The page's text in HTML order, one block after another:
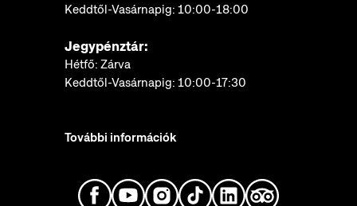
Keddtől-Vasárnapig: 10:00-18:00
Jegypénztár:
Hétfő: Zárva
Keddtől-Vasárnapig: 10:00-17:30
További információk